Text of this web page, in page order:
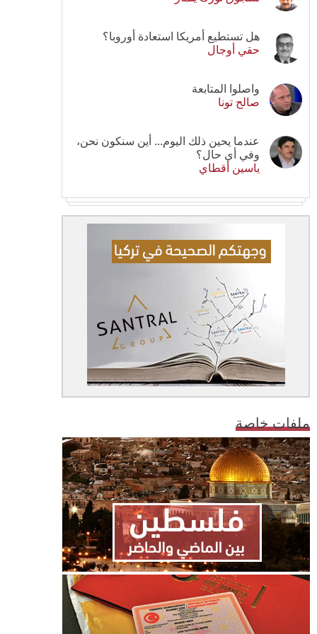
هل تستطيع أمريكا استعادة أوروبا؟
حقي أوجال
واصلوا المتابعة
صالح تونا
عندما يحين ذلك اليوم... أين سنكون نحن،
وفي أي حال؟
ياسين أقطاي
ملفات خاصة